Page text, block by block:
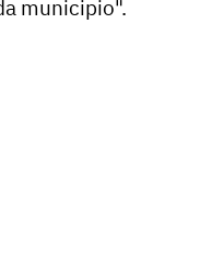
municipio".